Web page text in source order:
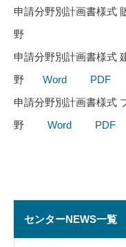
申請分野別計画書様式
申請分野別計画書様式
野 Word
PDF
申請分野別計画書様式
野 Word PDF
センターNEWS一覧